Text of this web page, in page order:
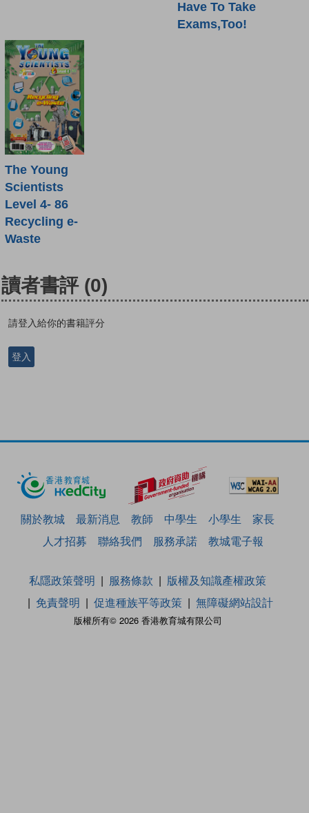
Have To Take
Exams,Too!
The Young
Scientists
Level 4- 86
Recycling e-
Waste
讀者書評 (0)
請登入給你的書籍評分
登入
關於教城 最新消息 教師 中學生 小學生
家長
人才招募
聯絡我們 服務承諾 教城電子報
版權所有© 2026 香港教育城有限公司
私隱政策聲明 服務條款
版權及知識產權政策
免責聲明
促進種族平等政策 無障礙網站設計